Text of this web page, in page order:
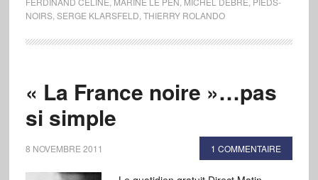
NOIRS, SERGE KLARSFELD THIERRY ROLANDO
« La France noire »…pas
si simple
8 NOVEMBRE 2011 1 COMMENTAIRE